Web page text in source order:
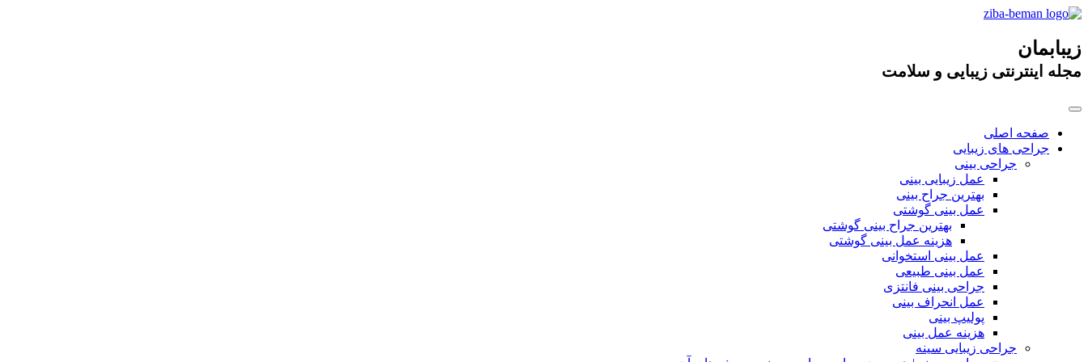
زیبابمان
مجله اینترنتی زیبایی و سلامت
صفحه اصلی
جراحی های زیبایی
جراحی بینی
عمل زیبایی بینی
بهترین جراح بینی
عمل بینی گوشتی
بهترین جراح بینی گوشتی
هزینه عمل بینی گوشتی
عمل بینی استخوانی
عمل بینی طبیعی
جراحی بینی فانتزی
عمل انحراف بینی
پولیپ بینی
هزینه عمل بینی
جراحی زیبایی سینه